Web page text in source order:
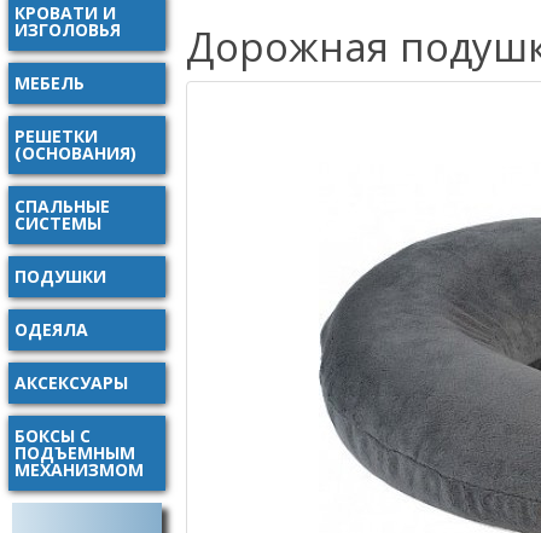
КРОВАТИ И
ИЗГОЛОВЬЯ
МЕБЕЛЬ
РЕШЕТКИ
(ОСНОВАНИЯ)
СПАЛЬНЫЕ
СИСТЕМЫ
ПОДУШКИ
ОДЕЯЛА
АКСЕКСУАРЫ
БОКСЫ С
ПОДЪЕМНЫМ
МЕХАНИЗМОМ
Дорожная